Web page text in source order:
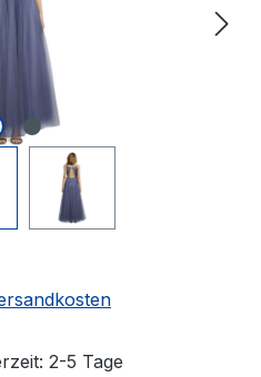
2-5 Tage